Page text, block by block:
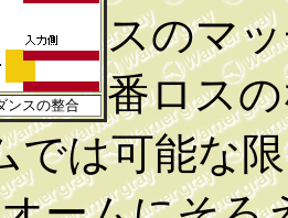
ンスの整合
スのマ
番ロス
では可能な